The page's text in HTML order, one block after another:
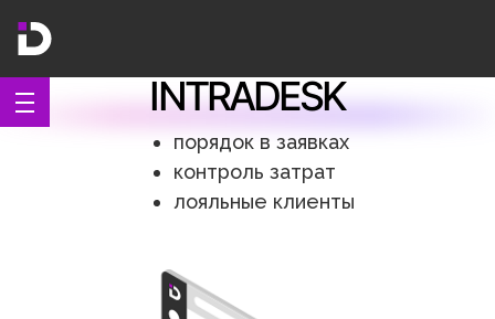
INTRADESK
порядок в заявках
контроль затрат
лояльные клиенты